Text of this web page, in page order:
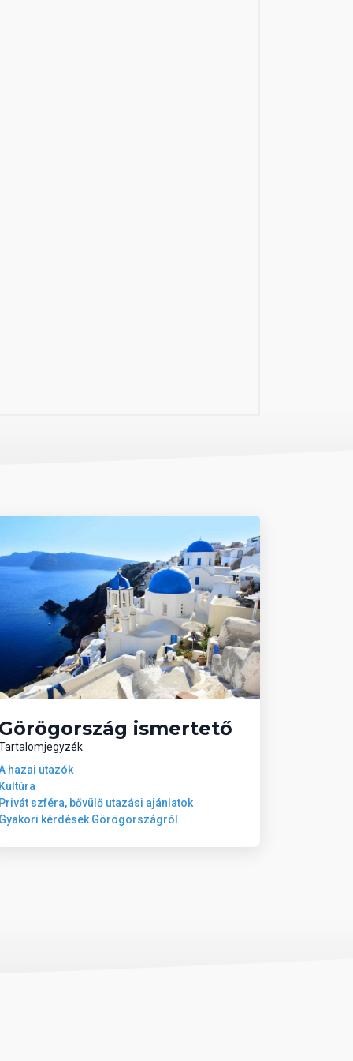
Görögország ismertető
hazai utazók
Kultúra
Privát szféra, bővülő utazási ajánlatok
Gyakori kérdések Görögországról